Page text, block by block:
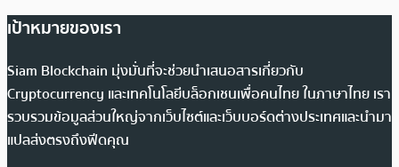
เป้าหมายของเรา
Siam Blockchain มุ่งมั่นที่จะช่วยนำเสนอสารเกี่ยวกับ
Cryptocurrency และเทคโนโลยีบล็อกเชนเพื่อคนไทย ในภาษาไทย เรา
รวบรวมข้อมูลส่วนใหญ่จากเว็บไซต์และเว็บบอร์ดต่างประเทศและนำมา
แปลส่งตรงถึงฟีดคุณ